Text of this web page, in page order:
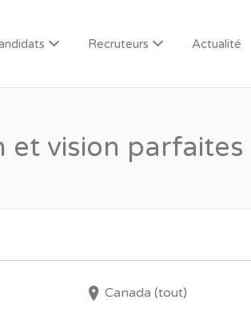
Recruteurs Actualité
et vision parfaites
Canada (tout)